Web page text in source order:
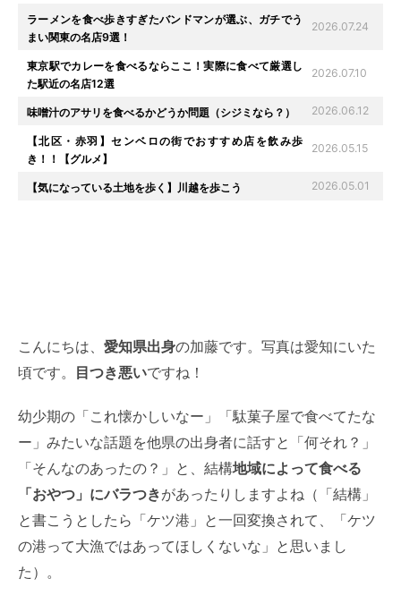
ラーメンを食べ歩きすぎたバンドマンが選ぶ、ガチでう
まい関東の名店9選！
2026.07.24
東京駅でカレーを食べるならここ！実際に食べて厳選し
た駅近の名店12選
2026.07.10
味噌汁のアサリを食べるかどうか問題（シジミなら？） 2026.06.12
【北区・赤羽】センベロの街でおすすめ店を飲み歩
き！！【グルメ】
2026.05.15
【気になっている土地を歩く】川越を歩こう 2026.05.01
こんにちは、 愛知県出身の加藤です。写真は愛知にいた
頃です。 目つき悪いですね！
幼少期の「これ懐かしいなー」「駄菓子屋で食べてたな
ー」みたいな話題を他県の出身者に話すと「何それ？」
「そんなのあったの？」と、結構地域によって食べる
「おやつ」にバラつきがあったりしますよね（「結構」
と書こうとしたら「ケツ港」と一回変換されて、「ケツ
の港って大漁ではあってほしくないな」と思いまし
た）。